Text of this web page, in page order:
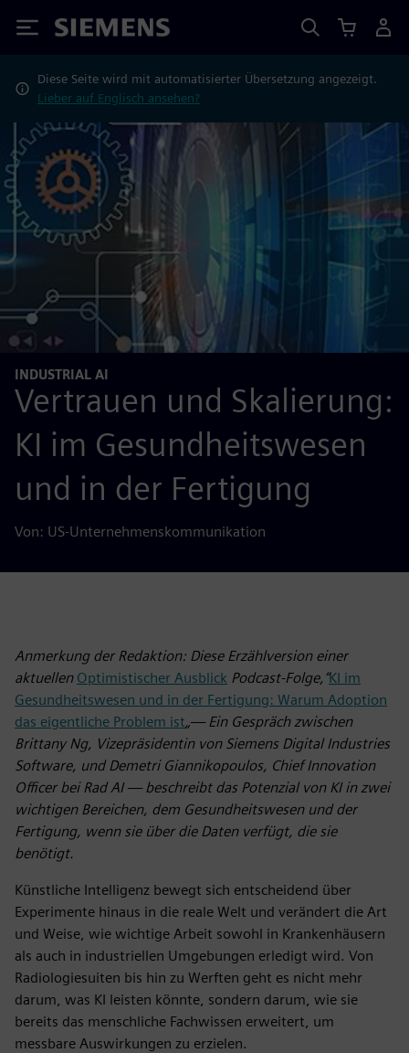
Siemens
Diese Seite wird mit automatisierter Übersetzung angezeigt.
Lieber auf Englisch ansehen?
INDUSTRIAL AI
Vertrauen und Skalierung:
KI im Gesundheitswesen
und in der Fertigung
Von: US-Unternehmenskommunikation
Anmerkung der Redaktion: Diese Erzählversion einer
aktuellen Optimistischer Ausblick Podcast-Folge,“KI im
Gesundheitswesen und in der Fertigung: Warum Adoption
das eigentliche Problem ist„— Ein Gespräch zwischen
Brittany Ng, Vizepräsidentin von Siemens Digital Industries
Software, und Demetri Giannikopoulos, Chief Innovation
Officer bei Rad AI — beschreibt das Potenzial von KI in zwei
wichtigen Bereichen, dem Gesundheitswesen und der
Fertigung, wenn sie über die Daten verfügt, die sie
benötigt.
Künstliche Intelligenz bewegt sich entscheidend über
Experimente hinaus in die reale Welt und verändert die Art
und Weise, wie wichtige Arbeit sowohl in Krankenhäusern
als auch in industriellen Umgebungen erledigt wird. Von
Radiologiesuiten bis hin zu Werften geht es nicht mehr
darum, was KI leisten könnte, sondern darum, wie sie
bereits das menschliche Fachwissen erweitert, um
messbare Auswirkungen zu erzielen.